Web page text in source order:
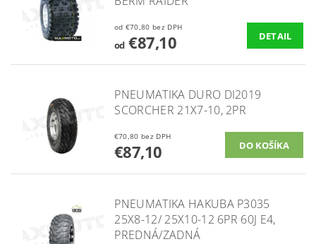
od €70,80 bez DPH
od€87,10 DETAIL
PNEUMATIKA DURO DI2019
SCORCHER 21X7-10, 2PR
€70,80 bez DPH
€87,10
PNEUMATIKA HAKUBA P3035
25X8-12/ 25X10-12 6PR 60J E4,
PREDNÁ/ZADNÁ